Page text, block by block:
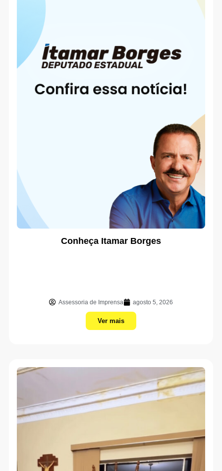
Conheça Itamar Borges
Assessoria de Imprensa agosto 5, 2026
Ver mais